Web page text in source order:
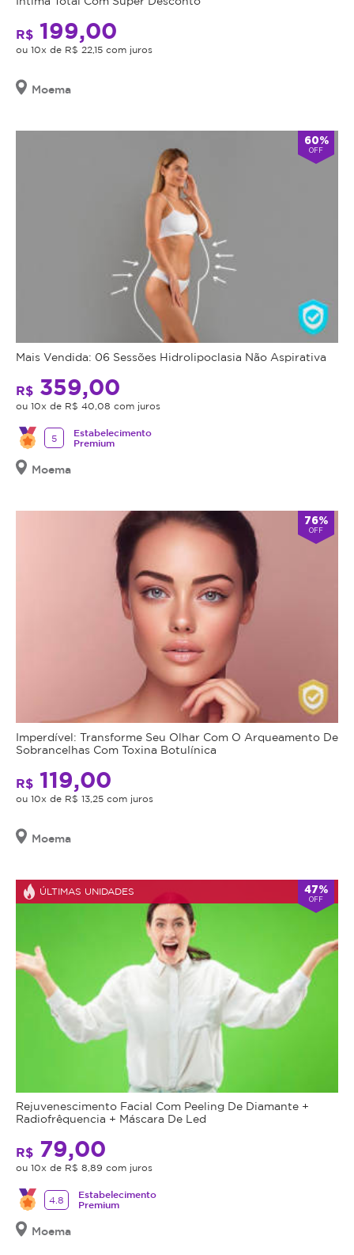
R$ 199,00
ou 10x de R$ 22,15 com juros
Moema
60%
OFF
Mais Vendida: 06 Sessões Hidrolipoclasia Não Aspirativa
R$ 359,00
ou 10x de R$ 40,08 com juros
5
Estabelecimento
Premium
Moema
76%
OFF
Imperdível: Transforme Seu Olhar Com O Arqueamento De
Sobrancelhas Com Toxina Botulínica
R$ 119,00
ou 10x de R$ 13,25 com juros
Moema
ÚLTIMAS UNIDADES 47%
OFF
Rejuvenescimento Facial Com Peeling De Diamante +
Radiofrêquencia + Máscara De Led
R$ 79,00
ou 10x de R$ 8,89 com juros
4.8
Estabelecimento
Premium
Moema